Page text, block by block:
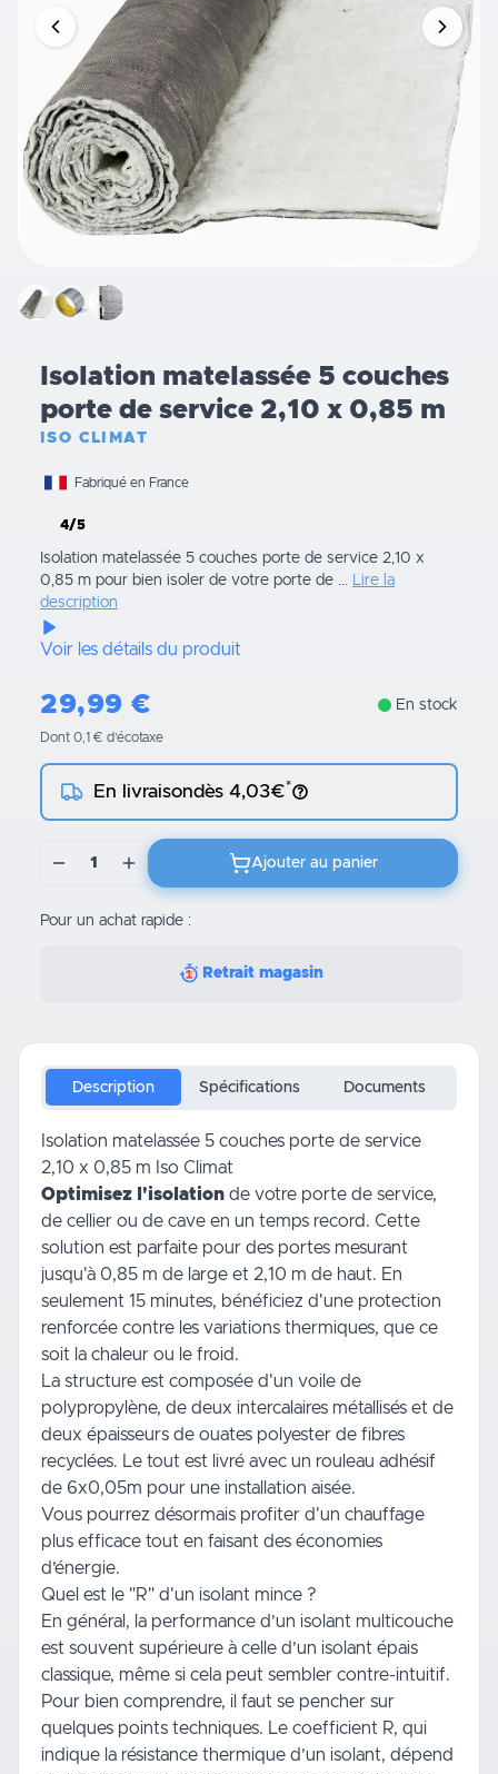
Isolation matelassée 5 couches
porte de service 2,10 x 0,85 m
ISO CLIMAT
Fabriqué en France
4/5
Isolation matelassée 5 couches porte de service 2,10 x
0,85 m pour bien isoler de votre porte de ... Lire la
description
Voir les détails du produit
29,99 € En stock
Dont 0,1 € d’écotaxe
En livraisondès 4,03€*
1 Ajouter au panier
Pour un achat rapide :
Retrait magasin
Description Spécifications Documents
Isolation matelassée 5 couches porte de service
2,10 x 0,85 m Iso Climat
Optimisez l'isolation de votre porte de service,
de cellier ou de cave en un temps record. Cette
solution est parfaite pour des portes mesurant
jusqu'à 0,85 m de large et 2,10 m de haut. En
seulement 15 minutes, bénéficiez d'une protection
renforcée contre les variations thermiques, que ce
soit la chaleur ou le froid.
La structure est composée d'un voile de
polypropylène, de deux intercalaires métallisés et de
deux épaisseurs de ouates polyester de fibres
recyclées. Le tout est livré avec un rouleau adhésif
de 6x0,05m pour une installation aisée.
Vous pourrez désormais profiter d'un chauffage
plus efficace tout en faisant des économies
d’énergie.
Quel est le "R" d'un isolant mince ?
En général, la performance d’un isolant multicouche
est souvent supérieure à celle d’un isolant épais
classique, même si cela peut sembler contre-intuitif.
Pour bien comprendre, il faut se pencher sur
quelques points techniques. Le coefficient R, qui
indique la résistance thermique d’un isolant, dépend